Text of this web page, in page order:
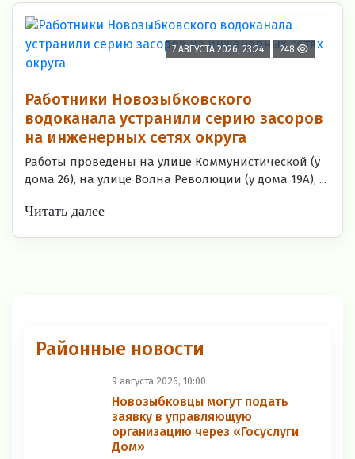
7 АВГУСТА 2026, 23:24 248
Работники Новозыбковского
водоканала устранили серию засоров
на инженерных сетях округа
Работы проведены на улице Коммунистической (у
дома 26), на улице Волна Революции (у дома 19А), ...
Читать далее
Районные новости
9 августа 2026, 10:00
Новозыбковцы могут подать
заявку в управляющую
организацию через «Госуслуги
Дом»